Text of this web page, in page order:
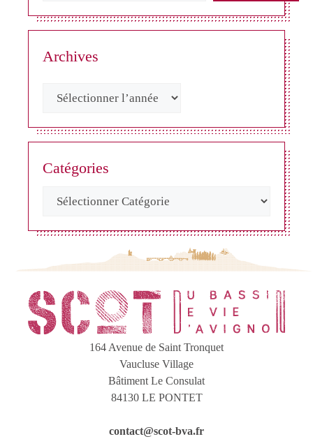
Archives
Catégories
164 Avenue de Saint Tronquet
Vaucluse Village
Bâtiment Le Consulat
84130 LE PONTET
contact@scot-bva.fr